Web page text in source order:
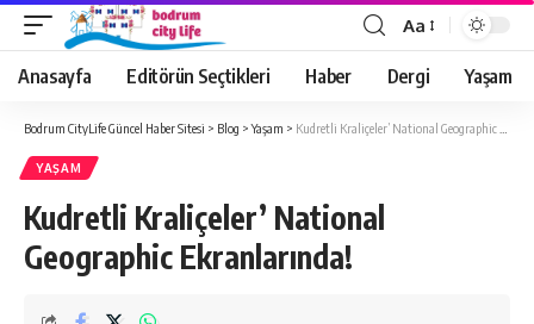
Aa
Anasayfa Editörün Seçtikleri Haber Dergi Yaşam
Bodrum CityLife Güncel Haber Sitesi > Blog >Yaşam > Kudretli Kraliçeler’ National Geographic Ekranlarında!
YAŞAM
Kudretli Kraliçeler’ National
Geographic Ekranlarında!